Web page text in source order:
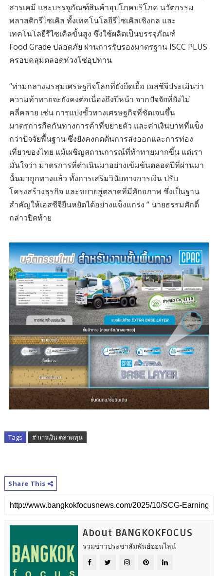
สารเคมี และบรรจุภัณฑ์สินค้าอุปโภคบริโภค นวัตกรรม
พลาสติกรีไซเคิล ทั้งเทคโนโลยีรีไซเคิลเชิงกล และ
เทคโนโลยีรีไซเคิลขั้นสูง ซึ่งใช้ผลิตเป็นบรรจุภัณฑ์
Food Grade ปลอดภัย ผ่านการรับรองมาตรฐาน ISCC PLUS
ครอบคลุมตลอดห่วงโซ่อุปทาน
“ท่ามกลางมรสุมเศรษฐกิจโลกที่ยังยืดเยื้อ เอสซีจีประเมินว่า
ความท้าทายจะยังคงต่อเนื่องถึงปีหน้า จากปัจจัยที่ยังไม่
คลี่คลาย เช่น การแบ่งขั้วทางเศรษฐกิจที่ชัดเจนขึ้น
มาตรการกีดกันทางการค้าที่ขยายตัว และค่าเงินบาทที่แข็ง
กว่าปัจจัยพื้นฐาน ซึ่งยังคงกดดันการส่งออกและการท่อง
เที่ยวของไทย แม้เผชิญสถานการณ์ที่ท้าทายมากขึ้น แต่เรา
มั่นใจว่า มาตรการที่ดำเนินมาอย่างเข้มข้นตลอดปีที่ผ่านมา
นั้นมาถูกทางแล้ว ทั้งการเสริมวินัยทางการเงิน ปรับ
โครงสร้างธุรกิจ และขยายสู่ตลาดที่มีศักยภาพ ซึ่งเป็นฐาน
สำคัญให้เอสซีจียืนหยัดได้อย่างแข็งแกร่ง ” นายธรรมศักดิ์
กล่าวปิดท้าย
Tags # การเงิน ตลาดทุน
Share This
About BANGKOKFOCUS
รวมข่าวประชาสัมพันธ์ออนไลน์